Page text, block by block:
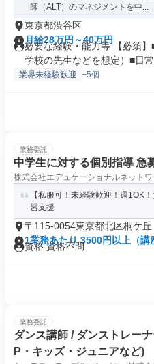
師（ALT）のマネジメントを中...
東京都渋谷区
月給28万円～40万円
必要な経験・能力等 【必須
学校の先生などを想定）■日常
業界未経験歓迎 +5個
業務委託
中学生に対する個別指導 急
株式会社エデュケーショナルネットワ
【私服可！未経験歓迎！週1OK
習支援
〒115-0054東京都北区桐ケ丘
1業務あたり 3500円以上（講
資格 資格不問
業務委託
ダンス講師 / ダンストレー
P・キッズ・ジュニアなど)